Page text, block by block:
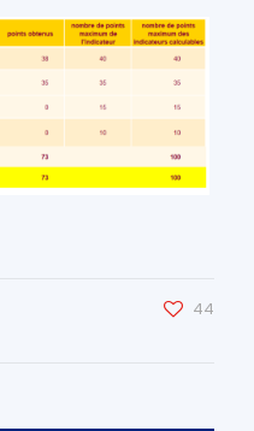
44